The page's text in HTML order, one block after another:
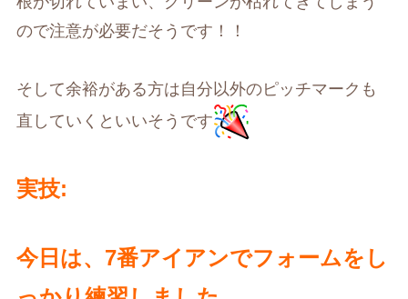
ので注意が必要だそうです！！
そして余裕がある方は自分以外のピッチマークも
直していくといいそうです
実技:
今日は、 7番アイアンでフォームをし